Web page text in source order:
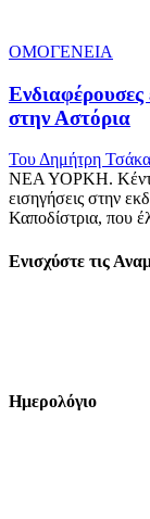
ΟΜΟΓΕΝΕΙΑ
Ενδιαφέρουσες
στην Αστόρια
Του Δημήτρη Τσάκα
ΝΕΑ ΥΟΡΚΗ.
εισηγήσεις στην
Καποδίστρια, που
Ενισχύστε τις
Ημερολόγιο